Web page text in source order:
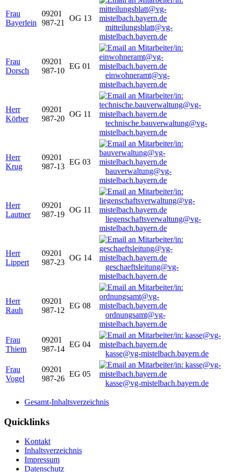
Frau
Bayerlein
09201
987-21
OG 13
mitteilungsblatt@vg-
mistelbach.bayern.de
Frau
Dorsch
09201
987-10
EG 01
einwohneramt@vg-
mistelbach.bayern.de
Herr
Körber
09201
987-20
OG 11
technische.bauverwaltung@vg-
mistelbach.bayern.de
Herr
Krug
09201
987-13
EG 03
bauverwaltung@vg-
mistelbach.bayern.de
Herr
Lautner
09201
987-19
OG 11
liegenschaftsverwaltung@vg-
mistelbach.bayern.de
Herr
Lippert
09201
987-23
OG 14
geschaeftsleitung@vg-
mistelbach.bayern.de
Herr
Rauh
09201
987-12
EG 08
ordnungsamt@vg-
mistelbach.bayern.de
Frau
Thiem
09201
987-14
EG 04
kasse@vg-mistelbach.bayern.de
Frau
Vogel
09201
987-26
EG 05
kasse@vg-mistelbach.bayern.de
Gesamt-Inhaltsverzeichnis
Quicklinks
Kontakt
Inhaltsverzeichnis
Impressum
Datenschutz